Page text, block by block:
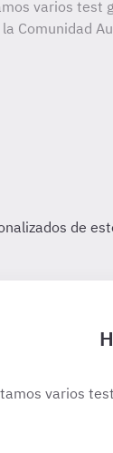
varios test
Comunidad
varios